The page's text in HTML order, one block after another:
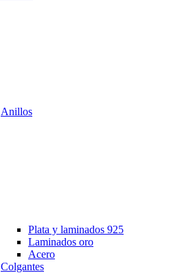
Anillos
Plata y laminados 925
Laminados oro
Acero
Colgantes